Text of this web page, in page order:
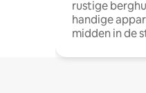
rustige
handige
midden in de